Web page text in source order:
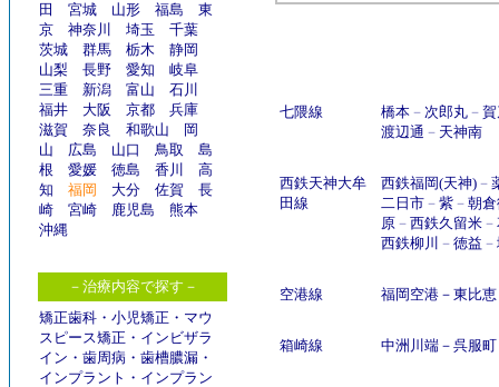
田
宮城 山形 福島
東
京
神奈川 埼玉
千葉
茨城
群馬 栃木
静岡
山梨
長野 愛知
岐阜
三重
新潟 富山
石川
福井
大阪 京都
兵庫
滋賀
奈良 和歌山
岡
山
広島 山口 鳥取
島
根
愛媛 徳島 香川
高
知
福岡 大分 佐賀
長
崎
宮崎 鹿児島
熊本
沖縄
－治療内容で探す－
矯正歯科 ・ 小児矯正 ・ マウ
スピース矯正 ・ インビザラ
イン ・ 歯周病 ・ 歯槽膿漏 ・
インプラント ・ インプラン
七隈線 橋本－ 次郎丸－
渡辺通 － 天神南
西鉄天神大牟
田線
西鉄福岡(天神)－
二日市－ 紫－ 朝
原－ 西鉄久留米－
西鉄柳川 － 徳益 －
空港線 福岡空港－ 東比恵
箱崎線 中洲川端－ 呉服町